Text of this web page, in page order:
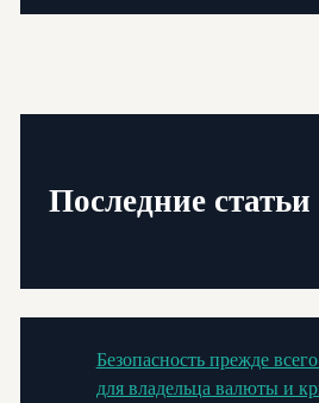
Последние статьи
Безопасность прежде
для владельца валюты и